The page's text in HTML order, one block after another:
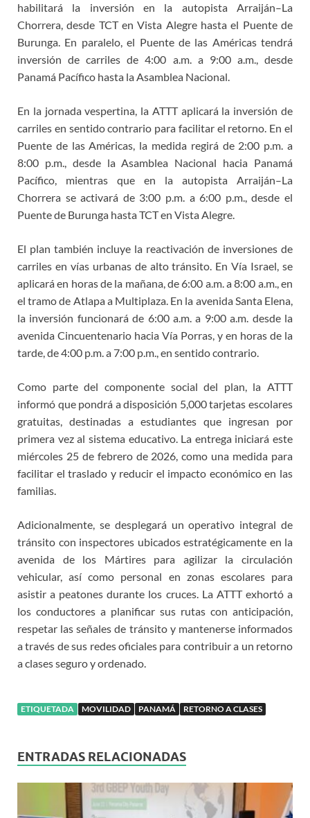
habilitará la inversión en la autopista Arraiján–La
Chorrera, desde TCT en Vista Alegre hasta el Puente de
Burunga. En paralelo, el Puente de las Américas tendrá
inversión de carriles de 4:00 a.m. a 9:00 a.m., desde
Panamá Pacífico hasta la Asamblea Nacional.
En la jornada vespertina, la ATTT aplicará la inversión de
carriles en sentido contrario para facilitar el retorno. En el
Puente de las Américas, la medida regirá de 2:00 p.m. a
8:00 p.m., desde la Asamblea Nacional hacia Panamá
Pacífico, mientras que en la autopista Arraiján–La
Chorrera se activará de 3:00 p.m. a 6:00 p.m., desde el
Puente de Burunga hasta TCT en Vista Alegre.
El plan también incluye la reactivación de inversiones de
carriles en vías urbanas de alto tránsito. En Vía Israel, se
aplicará en horas de la mañana, de 6:00 a.m. a 8:00 a.m., en
el tramo de Atlapa a Multiplaza. En la avenida Santa Elena,
la inversión funcionará de 6:00 a.m. a 9:00 a.m. desde la
avenida Cincuentenario hacia Vía Porras, y en horas de la
tarde, de 4:00 p.m. a 7:00 p.m., en sentido contrario.
Como parte del componente social del plan, la ATTT
informó que pondrá a disposición 5,000 tarjetas escolares
gratuitas, destinadas a estudiantes que ingresan por
primera vez al sistema educativo. La entrega iniciará este
miércoles 25 de febrero de 2026, como una medida para
facilitar el traslado y reducir el impacto económico en las
familias.
Adicionalmente, se desplegará un operativo integral de
tránsito con inspectores ubicados estratégicamente en la
avenida de los Mártires para agilizar la circulación
vehicular, así como personal en zonas escolares para
asistir a peatones durante los cruces. La ATTT exhortó a
los conductores a planificar sus rutas con anticipación,
respetar las señales de tránsito y mantenerse informados
a través de sus redes oficiales para contribuir a un retorno
a clases seguro y ordenado.
ETIQUETADA MOVILIDAD PANAMÁ RETORNO A CLASES
ENTRADAS RELACIONADAS